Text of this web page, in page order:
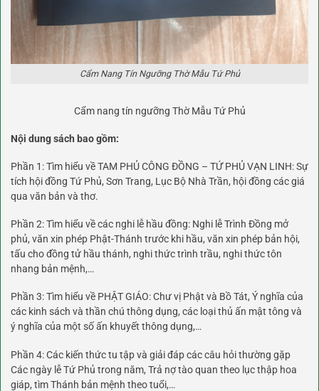
Cẩm Nang Tín Ngưỡng Thờ Mẫu Tứ Phủ
Cẩm nang tín ngưỡng Thờ Mẫu Tứ Phủ
Nội dung sách bao gồm:
Phần 1: Tìm hiểu về TAM PHỦ CÔNG ĐỒNG – TỨ PHỦ VẠN LINH: Sự
tích hội đồng Tứ Phủ, Sơn Trang, Lục Bộ Nhà Trần, hội đồng các giá
qua văn bản và thơ.
Phần 2: Tìm hiểu về các nghi lễ hầu đồng: Nghi lễ Trình Đồng mở
phủ, văn xin phép Phật-Thánh trước khi hầu, văn xin phép bản hội,
tấu cho đồng tử hầu thánh, nghi thức trình trầu, nghi thức tôn
nhang bản mệnh,…
Phần 3: Tìm hiểu về PHẬT GIÁO: Chư vị Phật và Bồ Tát, Ý nghĩa của
các kinh sách và thần chú thông dụng, các loại thủ ấn mật tông và
ý nghĩa của một số ấn khuyết thông dụng,…
Phần 4: Các kiến thức tu tập và giải đáp các câu hỏi thường gặp
Các ngày lễ Tứ Phủ trong năm, Trả nợ tào quan theo lục thập hoa
giáp, tìm Thánh bản mệnh theo tuổi,…